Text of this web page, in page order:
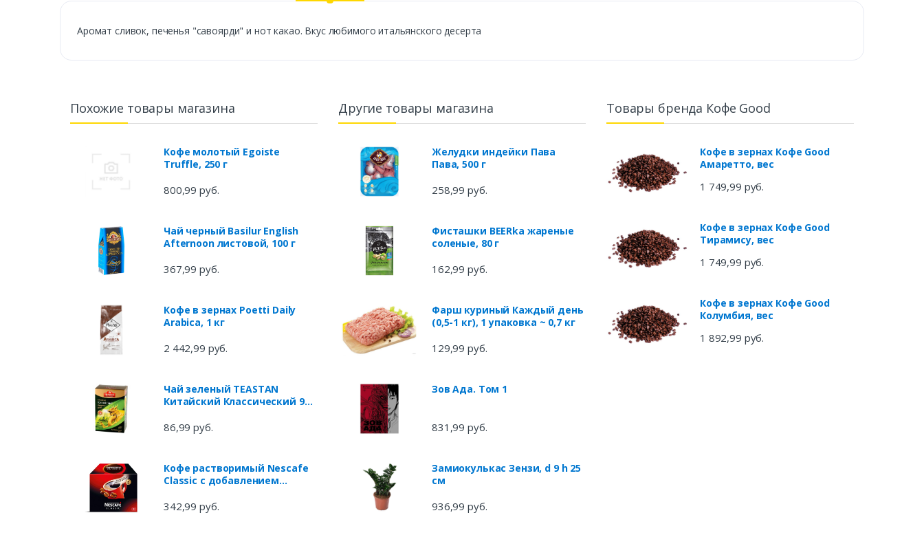
Аромат сливок, печенья "савоярди" и нот какао. Вкус любимого итальянского десерта
Похожие товары магазина
Кофе молотый Egoiste
Truffle, 250 г
800,99 руб.
Чай черный Basilur English
Afternoon листовой, 100 г
367,99 руб.
Кофе в зернах Poetti Daily
Arabica, 1 кг
2 442,99 руб.
Чай зеленый TEASTAN
Китайский Классический 95
86,99 руб.
Кофе растворимый Nescafe
Classic с добавлением
342,99 руб.
Другие товары магазина
Желудки индейки Пава
Пава, 500 г
258,99 руб.
Фисташки BEERka жареные
соленые, 80 г
162,99 руб.
Фарш куриный Каждый день
(0,5-1 кг), 1 упаковка ~ 0,7 кг
129,99 руб.
Зов Ада. Том 1
831,99 руб.
Замиокулькас Зензи, d 9 h 25
см
936,99 руб.
Товары бренда Кофе Good
Кофе в зернах Кофе Good
Амаретто, вес
1 749,99 руб.
Кофе в зернах Кофе Good
Тирамису, вес
1 749,99 руб.
Кофе в зернах Кофе Good
Колумбия, вес
1 892,99 руб.